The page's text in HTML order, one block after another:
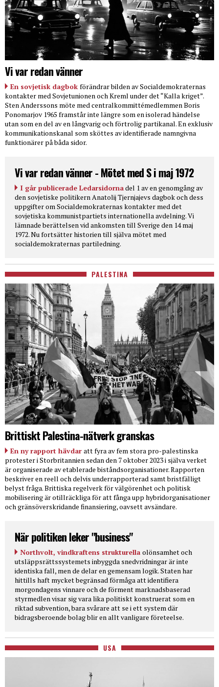
Vi var redan vänner
En sovjetisk dagbok förändrar bilden av Socialdemokraternas
kontakter med Sovjetunionen och Kreml under det “Kalla kriget”.
Sten Anderssons möte med centralkommittémedlemmen Boris
Ponomarjov 1965 framstår inte längre som en isolerad händelse
utan som en del av en långvarig och förtrolig partikanal. En exklusiv
kommunikationskanal som sköttes av identifierade namngivna
funktionärer på båda sidor.
Vi var redan vänner - Mötet med S i maj 1972
I går publicerade Ledarsidornadel 1 av en genomgång av
den sovjetiske politikern Anatolij Tjernjajevs dagbok och dess
uppgifter om Socialdemokraternas kontakter med det
sovjetiska kommunistpartiets internationella avdelning. Vi
lämnade berättelsen vid ankomsten till Sverige den 14 maj
1972. Nu fortsätter historien till själva mötet med
socialdemokraternas partiledning.
PALESTINA
Brittiskt Palestina-nätverk granskas
En ny rapport hävdar att fyra av fem stora pro-palestinska
protester i Storbritannien sedan den 7 oktober 2023 i själva verket
är organiserade av etablerade biståndsorganisationer. Rapporten
beskriver en reell och delvis underrapporterad samt bristfälligt
belyst fråga. Brittiska regelverk för välgörenhet och politisk
mobilisering är otillräckliga för att fånga upp hybridorganisationer
och gränsöverskridande finansiering, oavsett avsändare.
När politiken leker "business"
Northvolt, vindkraftens strukturella olönsamhet och
utsläppsrättssystemets inbyggda snedvridningar är inte
identiska fall, men de delar en gemensam logik. Staten har
hittills haft mycket begränsad förmåga att identifiera
morgondagens vinnare och de förment marknadsbaserad
styrmedlen visar sig vara lika politiskt konstruerat som en
riktad subvention, bara svårare att se i ett system där
bidragsberoende bolag blir en allt vanligare företeelse.
USA